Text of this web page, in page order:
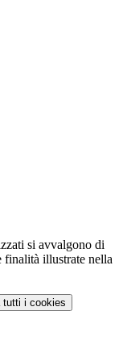
si avvalgono di
finalità illustrate nella
tutti i cookies